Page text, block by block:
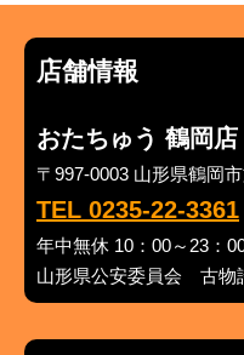
店舗情報
おたちゅう 鶴岡店
〒997-0003 山形県鶴岡
TEL 0235-22-3361
年中無休 10：00～23：
山形県公安委員会 古物